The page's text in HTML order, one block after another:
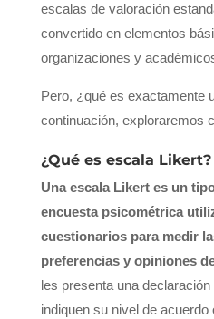
escalas de valoración
convertido en elementos
organizaciones y
Pero, ¿qué es exactamente
continuación, exploraremos
¿Qué es escala Likert?
Una escala Likert es un
encuesta psicométrica
cuestionarios para medir
preferencias y opiniones
les presenta una
indiquen su nivel de